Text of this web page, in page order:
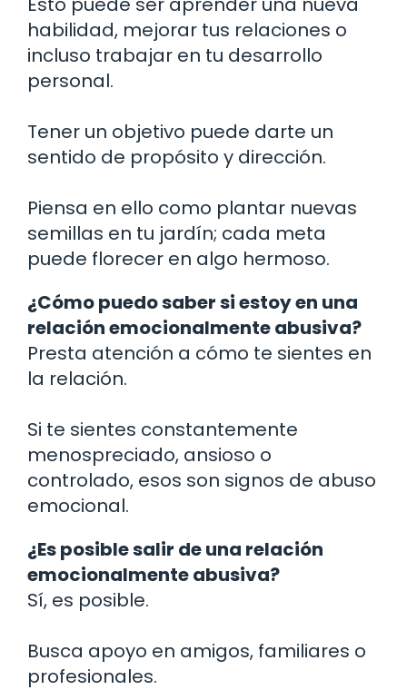
habilidad, mejorar tus relaciones o
incluso trabajar en tu desarrollo
personal.
Tener un objetivo puede darte un
sentido de propósito y dirección.
Piensa en ello como plantar nuevas
semillas en tu jardín; cada meta
puede florecer en algo hermoso.
¿Cómo puedo saber si estoy en una
relación emocionalmente abusiva?
Presta atención a cómo te sientes en
la relación.
Si te sientes constantemente
menospreciado, ansioso o
controlado, esos son signos de abuso
emocional.
¿Es posible salir de una relación
emocionalmente abusiva?
Sí, es posible.
Busca apoyo en amigos, familiares o
profesionales.